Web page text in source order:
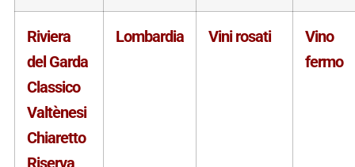
Riviera
del Garda
Classico
Valtènesi
Chiaretto
Riserva
Lombardia Vini rosati
Vino
fermo